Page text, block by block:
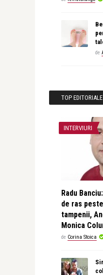
de
TOP EDITORIALE
INTERVIURI
Radu
de ras
tampenii,
Monica
de Corina Stoica